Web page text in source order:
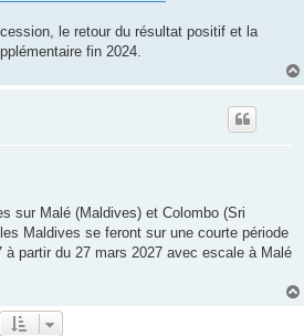
le retour du résultat positif et la
fin 2024.
sur Malé (Maldives) et Colombo (Sri
Maldives se feront sur une courte période
partir du 27 mars 2027 avec escale à Malé